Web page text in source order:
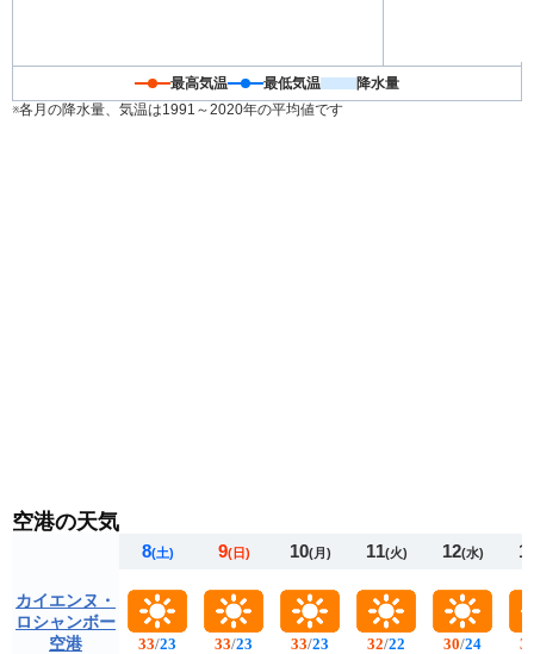
最高気温 最低気温
降水量
※各月の降水量、気温は1991～2020年の平均値です
空港の天気
カイエンヌ・
ロシャンボー
空港
8(土)
33/23
9(日)
33/23
10(月)
33/23
11(火)
32/22
12(水)
30/24